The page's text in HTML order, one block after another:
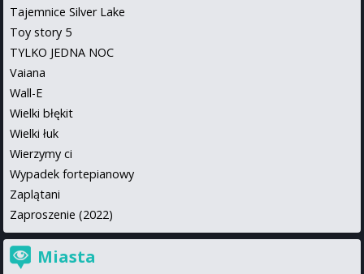
Tajemnice Silver Lake
Toy story 5
TYLKO JEDNA NOC
Vaiana
Wall-E
Wielki błękit
Wielki łuk
Wierzymy ci
Wypadek fortepianowy
Zaplątani
Zaproszenie (2022)
Miasta